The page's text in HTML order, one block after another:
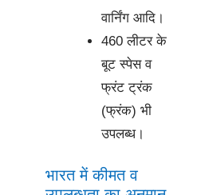
वार्निंग आदि।
460 लीटर के
बूट स्पेस व
फ्रंट ट्रंक
(फ्रंक) भी
उपलब्ध।
भारत में कीमत व